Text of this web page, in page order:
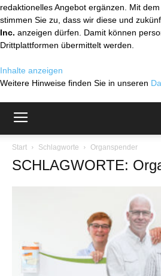
redaktionelles Angebot ergänzen. Mit
stimmen Sie zu, dass wir diese und
Inc. anzeigen dürfen. Damit können
Drittplattformen übermittelt werden.
Inhalte anzeigen
Weitere Hinweise finden Sie in unseren
Start Schlagworte Organspender
SCHLAGWORTE: